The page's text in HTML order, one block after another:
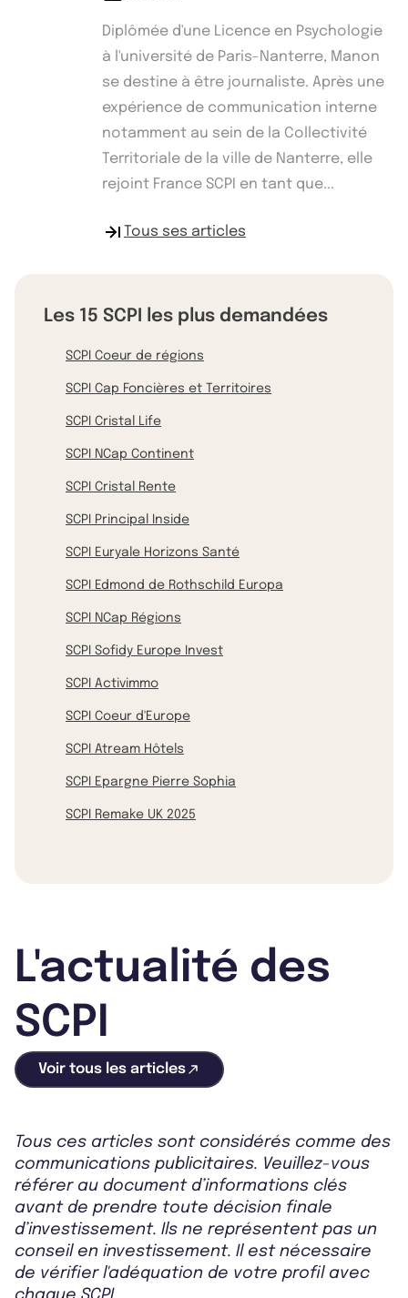
Diplômée d'une Licence en Psychologie
à l'université de Paris-Nanterre, Manon
se destine à être journaliste. Après une
expérience de communication interne
notamment au sein de la Collectivité
Territoriale de la ville de Nanterre, elle
rejoint France SCPI en tant que...
Tous ses articles
Les 15 SCPI les plus demandées
SCPI Coeur de régions
SCPI Cap Foncières et Territoires
SCPI Cristal Life
SCPI NCap Continent
SCPI Cristal Rente
SCPI Principal Inside
SCPI Euryale Horizons Santé
SCPI Edmond de Rothschild Europa
SCPI NCap Régions
SCPI Sofidy Europe Invest
SCPI Activimmo
SCPI Coeur d'Europe
SCPI Atream Hôtels
SCPI Epargne Pierre Sophia
SCPI Remake UK 2025
L'actualité des
SCPI
Voir tous les articles
Tous ces articles sont considérés comme des
communications publicitaires. Veuillez-vous
référer au document d’informations clés
avant de prendre toute décision finale
d’investissement. Ils ne représentent pas un
conseil en investissement. Il est nécessaire
de vérifier l'adéquation de votre profil avec